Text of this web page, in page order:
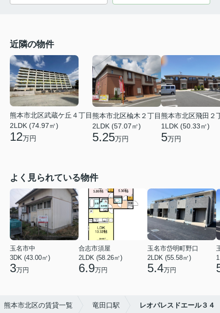
近隣の物件
熊本市北区武蔵ケ丘４丁目
2LDK (74.97㎡)
12万円
熊本市北区楡木２丁目
2LDK (57.07㎡)
5.25万円
熊本市北区飛田２
1LDK (50.33㎡)
5万円
よく見られている物件
玉名市中
3DK (43.00㎡)
3万円
合志市須屋
2LDK (58.26㎡)
6.9万円
玉名市岱明町野口
2LDK (55.58㎡)
5.4万円
熊本市北区の賃貸一覧 竜田口駅 レオパレスドエール３４